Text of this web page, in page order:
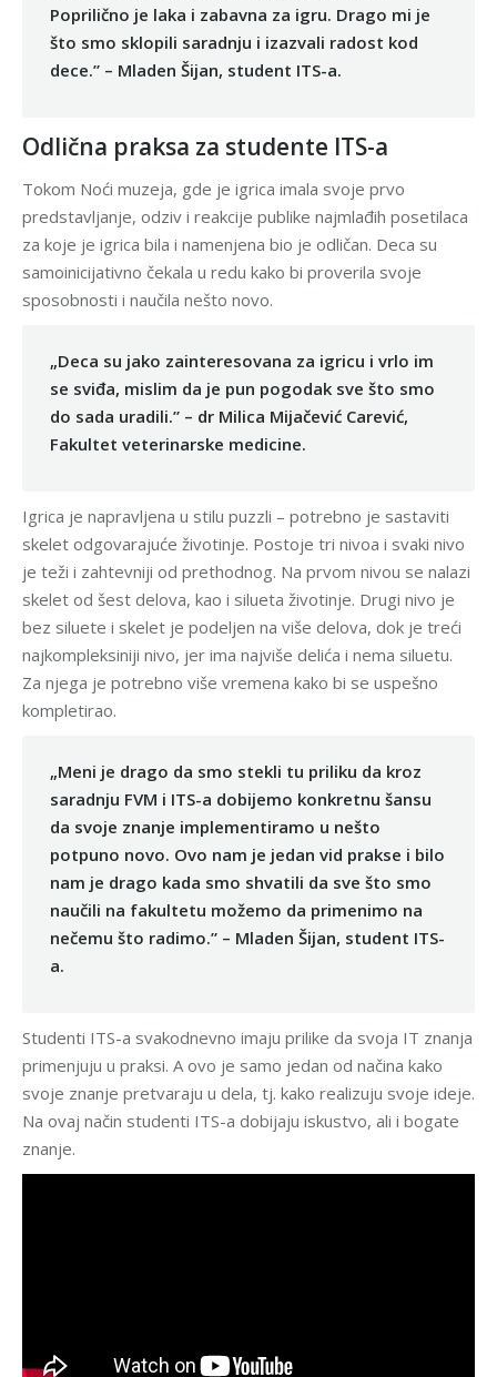
Poprilično je laka i zabavna za igru. Drago mi je
što smo sklopili saradnju i izazvali radost kod
dece.” – Mladen Šijan, student ITS-a.
Odlična praksa za studente ITS-a
Tokom Noći muzeja, gde je igrica imala svoje prvo
predstavljanje, odziv i reakcije publike najmlađih posetilaca
za koje je igrica bila i namenjena bio je odličan. Deca su
samoinicijativno čekala u redu kako bi proverila svoje
sposobnosti i naučila nešto novo.
„Deca su jako zainteresovana za igricu i vrlo im
se sviđa, mislim da je pun pogodak sve što smo
do sada uradili.” – dr Milica Mijačević Carević,
Fakultet veterinarske medicine.
Igrica je napravljena u stilu puzzli – potrebno je sastaviti
skelet odgovarajuće životinje. Postoje tri nivoa i svaki nivo
je teži i zahtevniji od prethodnog. Na prvom nivou se nalazi
skelet od šest delova, kao i silueta životinje. Drugi nivo je
bez siluete i skelet je podeljen na više delova, dok je treći
najkompleksiniji nivo, jer ima najviše delića i nema siluetu.
Za njega je potrebno više vremena kako bi se uspešno
kompletirao.
„Meni je drago da smo stekli tu priliku da kroz
saradnju FVM i ITS-a dobijemo konkretnu šansu
da svoje znanje implementiramo u nešto
potpuno novo. Ovo nam je jedan vid prakse i bilo
nam je drago kada smo shvatili da sve što smo
naučili na fakultetu možemo da primenimo na
nečemu što radimo.” – Mladen Šijan, student ITS-
a.
Studenti ITS-a svakodnevno imaju prilike da svoja IT znanja
primenjuju u praksi. A ovo je samo jedan od načina kako
svoje znanje pretvaraju u dela, tj. kako realizuju svoje ideje.
Na ovaj način studenti ITS-a dobijaju iskustvo, ali i bogate
znanje.